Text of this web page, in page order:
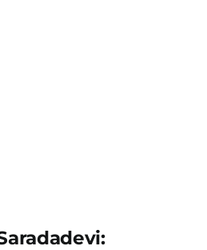
Saradadevi: